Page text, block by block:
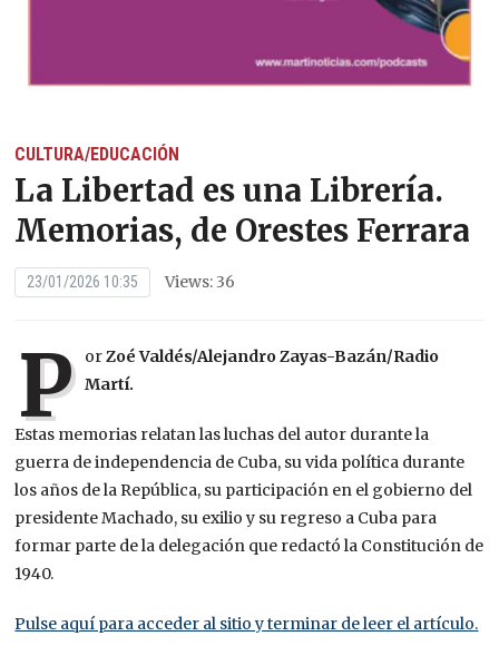
CULTURA/EDUCACIÓN
La Libertad es una Librería.
Memorias, de Orestes Ferrara
23/01/2026 10:35 Views: 36
P orZoé Valdés/Alejandro Zayas-Bazán/Radio
Martí.
Estas memorias relatan las luchas del autor durante la
guerra de independencia de Cuba, su vida política durante
los años de la República, su participación en el gobierno del
presidente Machado, su exilio y su regreso a Cuba para
formar parte de la delegación que redactó la Constitución de
1940.
Pulse aquí para acceder al sitio y terminar de leer el artículo.